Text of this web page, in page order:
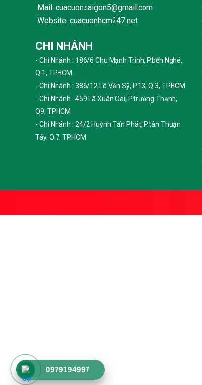
Mail: cuacuonsaigon5@gmail.com
Website: cuacuonhcm247.net
CHI NHÁNH
- Chi Nhánh : 186/6 Chu Mạnh Trinh, P.bến Nghé,
Q.1, TPHCM
- Chi Nhánh : 386/12 Lê Văn Sỹ, P.13, Q.3, TPHCM
- Chi Nhánh : 459 Lã Xuân Oai, P.trường Thạnh,
Q9, TPHCM
- Chi Nhánh : 24/2 Huỳnh Tấn Phát, P.tân Thuận
Tây, Q.7, TPHCM
0979194997